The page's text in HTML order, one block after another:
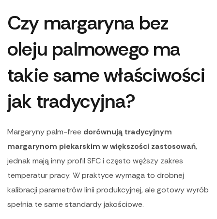
Czy margaryna bez
oleju palmowego ma
takie same właściwości
jak tradycyjna?
Margaryny palm-free dorównują tradycyjnym
margarynom piekarskim w większości zastosowań,
jednak mają inny profil SFC i często węższy zakres
temperatur pracy. W praktyce wymaga to drobnej
kalibracji parametrów linii produkcyjnej, ale gotowy wyrób
spełnia te same standardy jakościowe.